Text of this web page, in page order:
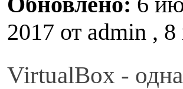
2017 от admin , 8
VirtualBox -